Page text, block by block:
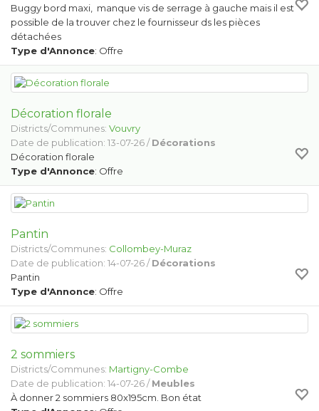
Buggy bord maxi, manque vis de serrage à gauche mais il est
possible de la trouver chez le fournisseur ds les pièces
détachées
Type d'Annonce: Offre
Décoration florale
Districts/Communes: Vouvry
Date de publication: 13-07-26 /Décorations
Décoration florale
Type d'Annonce: Offre
Pantin
Districts/Communes: Collombey-Muraz
Date de publication: 14-07-26 /Décorations
Pantin
Type d'Annonce: Offre
2 sommiers
Districts/Communes: Martigny-Combe
Date de publication: 14-07-26 /Meubles
À donner 2 sommiers 80x195cm. Bon état